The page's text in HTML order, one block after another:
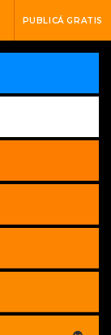
PUBLICÁ GRATIS